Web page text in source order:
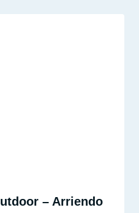
– Arriendo